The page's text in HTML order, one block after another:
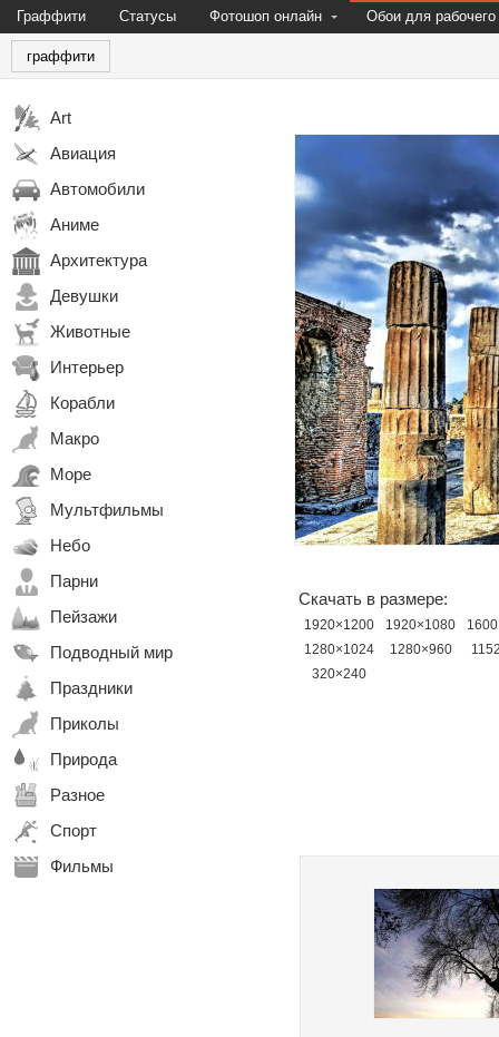
Граффити Статусы Фотошоп онлайн Обои для рабочего
граффити
Art
Авиация
Автомобили
Аниме
Архитектура
Девушки
Животные
Интерьер
Корабли
Макро
Море
Мультфильмы
Небо
Парни
Пейзажи
Подводный мир
Праздники
Приколы
Природа
Разное
Спорт
Фильмы
Скачать в размере:
1920×1200 1920×1080
1280×1024
1280×960
320×240